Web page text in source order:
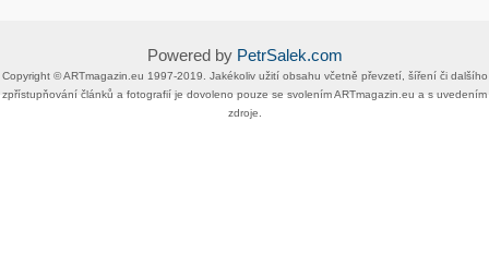
Powered by PetrSalek.com
Copyright ©​ ​​ARTmagazin.eu ​1997-2019​.​ Jakékoliv užití obsahu včetně převzetí, šíření či dalšího
zpřístupňování článků a fotografií je dovoleno pouze se svolením ​ARTmagazin.eu​ ​a s uvedením
zdroje.